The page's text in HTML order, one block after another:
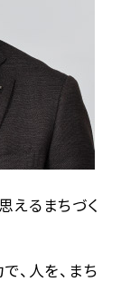
えるまちづく
、人を、まち